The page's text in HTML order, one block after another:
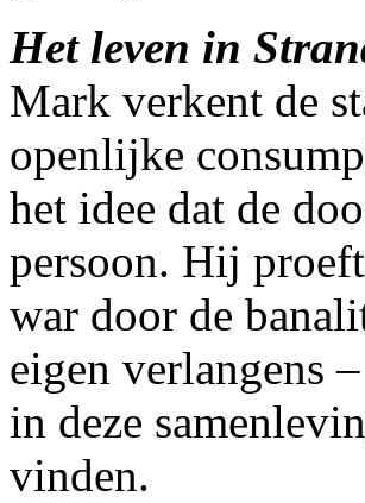
Het leven in
Mark verkent de
openlijke
het idee dat de
persoon. Hij
war door de
eigen verlangens
in deze
vinden.